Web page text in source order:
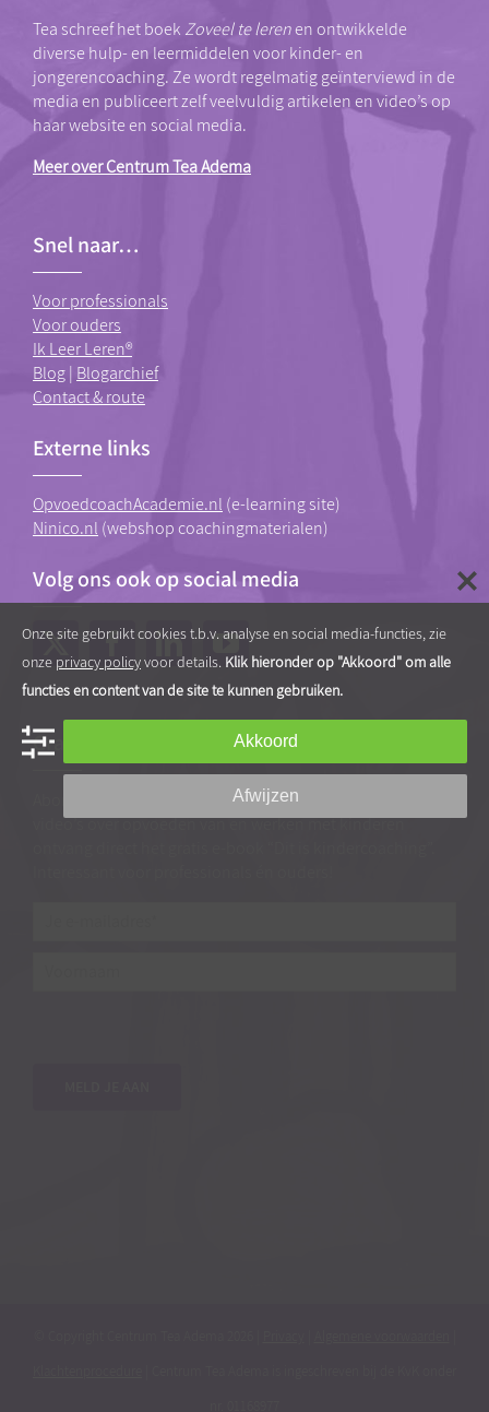
Tea schreef het boek Zoveel te lerenen ontwikkelde
diverse hulp- en leermiddelen voor kinder- en
jongerencoaching. Ze wordt regelmatig geïnterviewd in de
media en publiceert zelf veelvuldig artikelen en video’s op
haar website en social media.
Meer over Centrum Tea Adema
Snel naar…
Voor professionals
Voor ouders
Ik Leer Leren®
Blog| Blogarchief
Contact & route
Externe links
OpvoedcoachAcademie.nl (e-learning site)
Ninico.nl (webshop coachingmaterialen)
Volg ons ook op social media
Gratis tips, artikelen en video’s
Abonneer je op onze nieuwsbrief vol praktische tips en
video’s over opvoeden van en werken met kinderen
Onze site gebruikt cookies t.b.v. analyse en social media-functies, zie
onze privacy policyvoor details. Klik hieronder op "Akkoord" om alle
functies en content van de site te kunnen gebruiken.
Akkoord
Afwijzen